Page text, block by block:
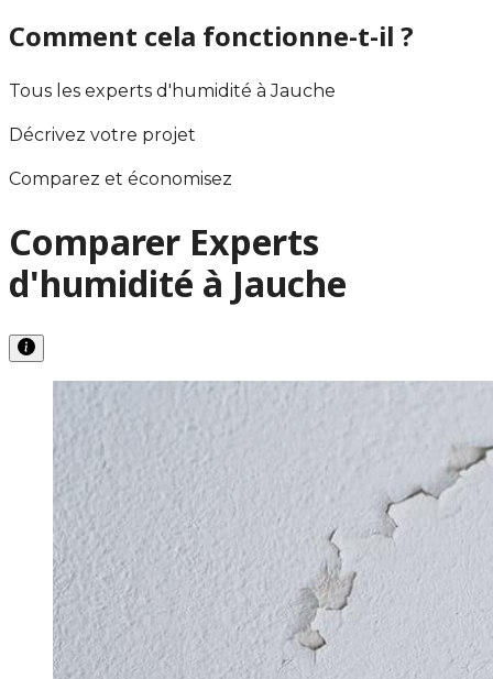
Comment cela fonctionne-t-il ?
Tous les experts d'humidité à Jauche
Décrivez votre projet
Comparez et économisez
Comparer Experts
d'humidité à Jauche